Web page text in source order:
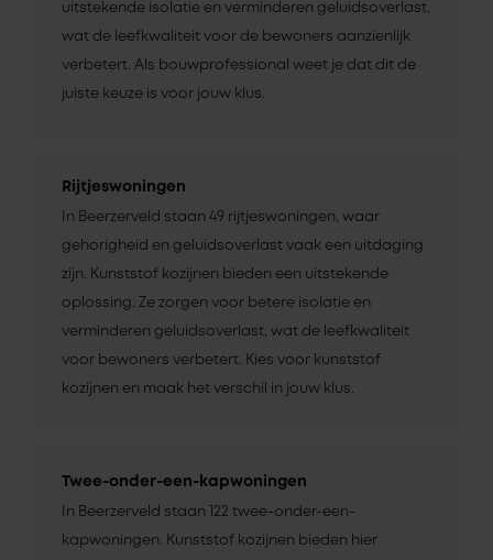
uitstekende isolatie en verminderen geluidsoverlast,
wat de leefkwaliteit voor de bewoners aanzienlijk
verbetert. Als bouwprofessional weet je dat dit de
juiste keuze is voor jouw klus.
Rijtjeswoningen
In Beerzerveld staan 49 rijtjeswoningen, waar
gehorigheid en geluidsoverlast vaak een uitdaging
zijn. Kunststof kozijnen bieden een uitstekende
oplossing. Ze zorgen voor betere isolatie en
verminderen geluidsoverlast, wat de leefkwaliteit
voor bewoners verbetert. Kies voor kunststof
kozijnen en maak het verschil in jouw klus.
Twee-onder-een-kapwoningen
In Beerzerveld staan 122 twee-onder-een-
kapwoningen. Kunststof kozijnen bieden hier